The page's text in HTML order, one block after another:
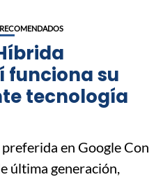
RECOMENDADOS
funciona su
tecnología
en Google Con
última generación,